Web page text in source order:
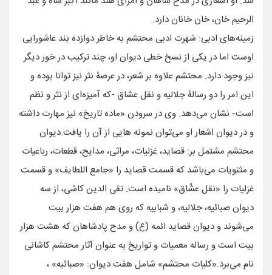
الرحیم خان، خان خانان دارد.
زمینه‌های ادبی: شهرت ادبی محتشم به خاطر دوازده بند عاشورایی
اوست اما در یکی از نسخ خطی دیوان او، چند ترکیب در خور دیگر
نیز وجود دارد. محتشم علاوه بر شعر، در عرصۀ نثر نیز توانا بوده و
این امر را دو رسالۀ جلالیه و نقل عشاق -که آمیزه‌ای از نثر و نظم
است- نشان می‌دهد. وی در سرودن «ماده تاریخ» نیز مهارت داشته
و در دیوان اشعار او می‌توان نمونه هایی از آن را یافت.دیوان
محتشم مشتمل بر: قصاید، غزلیات، مراثی، مدایح، قطعات، رباعیات
و مثنویات می‌باشد که قسمت قصاید را «جامع اللطایف» و قسمت
غزلیات را «نقل عشّاق» نامیده است. تقی الدین کاشی، از سه
دیوان صبائیه، جلالیه، و شبابیه که روی هم هفت هزار بیت
می‌شوند و دیوان قصاید ائمه (ع) و مدح پادشاهان که هشت هزار
بیت است و رساله معمیات و تواریخ به عنوان آثار محتشم کاشانی
نام می‌برد.«کلیات محتشم» شامل هفت دیوان: «صبائیه» ،